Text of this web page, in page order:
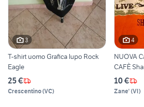
3
T-shirt uomo Grafica lupo Rock
Eagle
25 €
Crescentino(VC)
4
NUOVA
CAFÈ
10 €
Zane' (VI)